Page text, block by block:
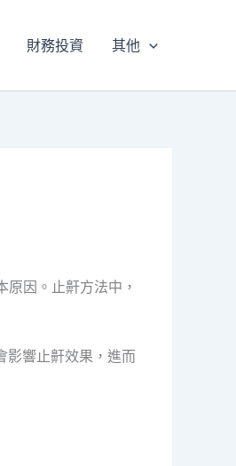
財務投資 其他
因。止鼾方法中，
影響止鼾效果，進而